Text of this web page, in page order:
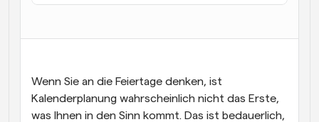
Supercharged Planung mit KI-gestützten Anrufen
Automatisieren Sie die Planung und Erinnerungen
Bleiben Sie auf dem Laufenden über die neuesten
Nachrichten und Updates.
Wenn Sie an die Feiertage denken, ist
Kalenderplanung wahrscheinlich nicht das Erste,
was Ihnen in den Sinn kommt. Das ist bedauerlich,